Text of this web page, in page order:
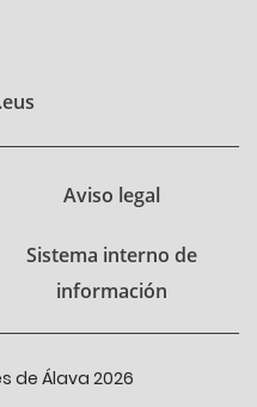
Aviso legal
Sistema interno de
información
de Álava 2026